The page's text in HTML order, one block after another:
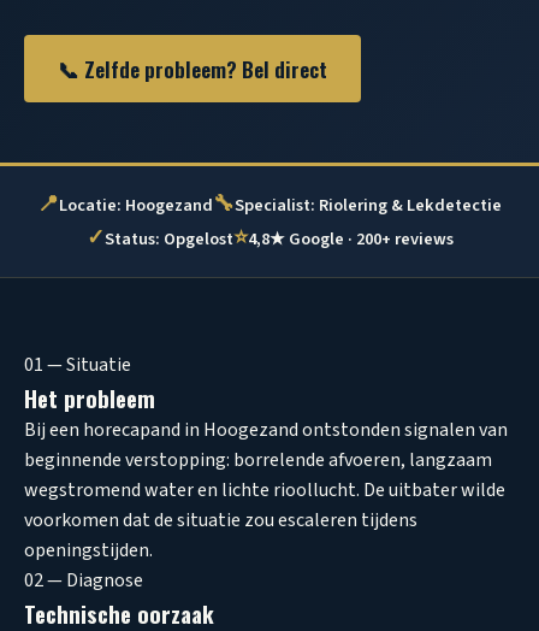
📞 Zelfde probleem? Bel direct
📍Locatie: Hoogezand🔧Specialist: Riolering & Lekdetectie
✓Status: Opgelost⭐4,8★ Google · 200+ reviews
01 — Situatie
Het probleem
Bij een horecapand in Hoogezand ontstonden signalen van
beginnende verstopping: borrelende afvoeren, langzaam
wegstromend water en lichte rioollucht. De uitbater wilde
voorkomen dat de situatie zou escaleren tijdens
openingstijden.
02 — Diagnose
Technische oorzaak